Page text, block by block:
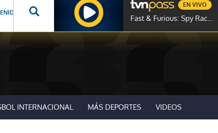
ESPECIALES NOVELAS GENTE TVN
Fast & Furious: Spy Racers
EN VIVO
INTERNACIONAL MÁS DEPORTES VIDEOS